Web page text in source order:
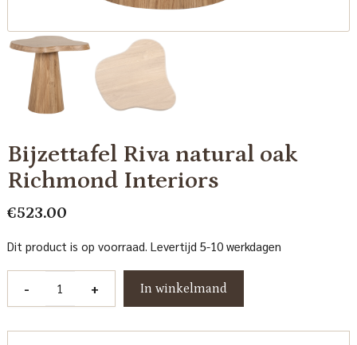
Bijzettafel Riva natural oak
Richmond Interiors
€523.00
Dit product is op voorraad. Levertijd 5-10 werkdagen
-
oak
+ In winkelmand